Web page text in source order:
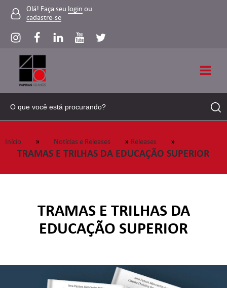
Olá! Faça seu login ou
cadastre-se
Início » Notícias e Releases » Releases »
TRAMAS E TRILHAS DA EDUCAÇÃO SUPERIOR
TRAMAS E TRILHAS DA
EDUCAÇÃO SUPERIOR